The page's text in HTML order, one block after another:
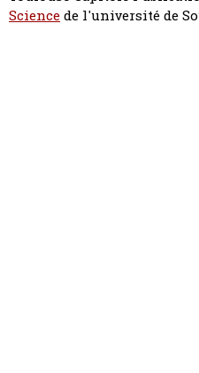
Sciencede l'université de